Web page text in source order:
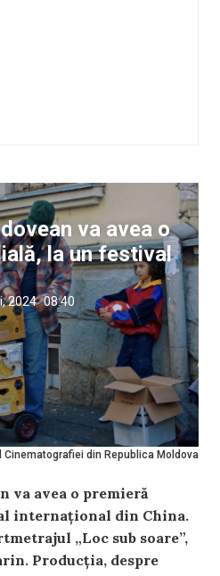
Cinematografiei din Republica Moldova
va avea o
la un festival
2024 08:40
va avea o premieră
internațional din China.
„Loc sub soare”,
Producția, despre